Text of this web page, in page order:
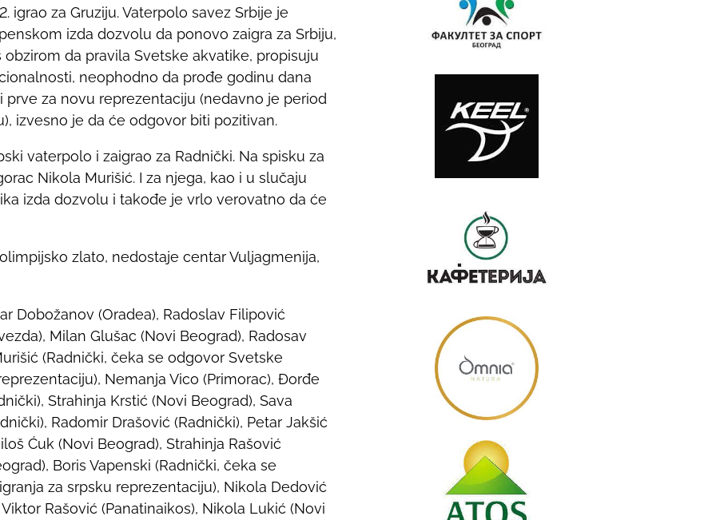
za Gruziju. Vaterpolo savez Srbije je
izda dozvolu da ponovo zaigra za Srbiju,
da pravila Svetske akvatike, propisuju
neophodno da prođe godinu dana
za novu reprezentaciju (nedavno je period
izvesno je da će odgovor biti pozitivan.
vaterpolo i zaigrao za Radnički. Na spisku za
Nikola Murišić. I za njega, kao i u slučaju
izda dozvolu i takođe je vrlo verovatno da će
zlato, nedostaje centar Vuljagmenija,
Dobožanov (Oradea), Radoslav Filipović
Milan Glušac (Novi Beograd), Radosav
(Radnički, čeka se odgovor Svetske
Nemanja Vico (Primorac), Đorđe
Strahinja Krstić (Novi Beograd), Sava
Radomir Drašović (Radnički), Petar Jakšić
Ćuk (Novi Beograd), Strahinja Rašović
Boris Vapenski (Radnički, čeka se
za srpsku reprezentaciju), Nikola Dedović
Rašović (Panatinaikos), Nikola Lukić (Novi